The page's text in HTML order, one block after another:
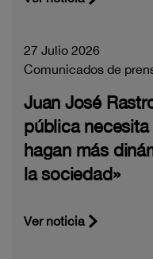
27 Julio 2026
Comunicados de
Juan José
pública
hagan más
la sociedad»
Ver noticia